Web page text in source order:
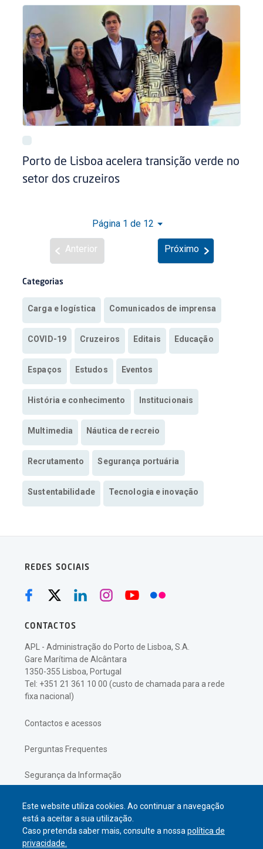
Este website utiliza cookies. Ao continuar a navegação
está a aceitar a sua utilização.
Caso pretenda saber mais, consulte a nossapolítica de
privacidade.
Porto de Lisboa acelera transição verde no
setor dos cruzeiros
Página 1 de 12
Anterior Próximo
Categorias
Carga e logística Comunicados de imprensa
COVID-19 Cruzeiros Editais Educação
Espaços Estudos Eventos
História e conhecimento Institucionais
Multimedia Náutica de recreio
Recrutamento Segurança portuária
Sustentabilidade Tecnologia e inovação
REDES SOCIAIS
CONTACTOS
APL - Administração do Porto de Lisboa, S.A.
Gare Marítima de Alcântara
1350-355 Lisboa, Portugal
Tel: +351 21 361 10 00 (custo de chamada para a rede
fixa nacional)
Contactos e acessos
Perguntas Frequentes
Segurança da Informação
Política de Privacidade